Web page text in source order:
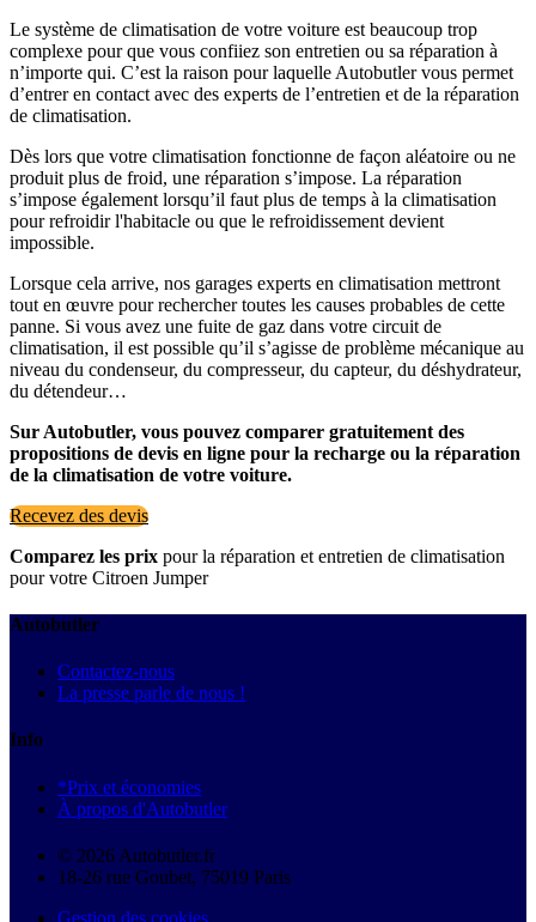
Le système de climatisation de votre voiture est beaucoup trop
complexe pour que vous confiiez son entretien ou sa réparation à
n’importe qui. C’est la raison pour laquelle Autobutler vous permet
d’entrer en contact avec des experts de l’entretien et de la réparation
de climatisation.
Dès lors que votre climatisation fonctionne de façon aléatoire ou ne
produit plus de froid, une réparation s’impose. La réparation
s’impose également lorsqu’il faut plus de temps à la climatisation
pour refroidir l'habitacle ou que le refroidissement devient
impossible.
Lorsque cela arrive, nos garages experts en climatisation mettront
tout en œuvre pour rechercher toutes les causes probables de cette
panne. Si vous avez une fuite de gaz dans votre circuit de
climatisation, il est possible qu’il s’agisse de problème mécanique au
niveau du condenseur, du compresseur, du capteur, du déshydrateur,
du détendeur…
Sur Autobutler, vous pouvez comparer gratuitement des
propositions de devis en ligne pour la recharge ou la réparation
de la climatisation de votre voiture.
Recevez des devis
Comparez les prix pour la réparation et entretien de climatisation
pour votre Citroen Jumper
Autobutler
Contactez-nous
La presse parle de nous !
Info
*Prix et économies
À propos d'Autobutler
© 2026 Autobutler.fr
18-26 rue Goubet, 75019 Paris
Gestion des cookies